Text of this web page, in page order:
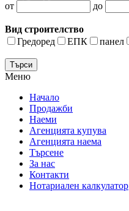
от
до
Вид строителство
Гредоред
ЕПК панел
Меню
Начало
Продажби
Наеми
Агенцията купува
Агенцията наема
Търсене
За нас
Контакти
Нотариален калкулатор